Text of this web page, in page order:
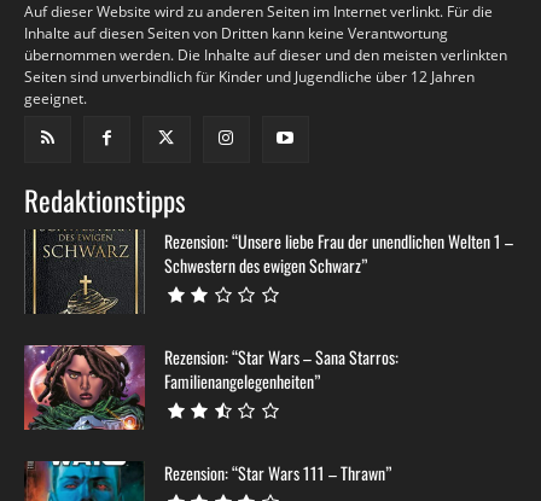
Auf dieser Website wird zu anderen Seiten im Internet verlinkt. Für die
Inhalte auf diesen Seiten von Dritten kann keine Verantwortung
übernommen werden. Die Inhalte auf dieser und den meisten verlinkten
Seiten sind unverbindlich für Kinder und Jugendliche über 12 Jahren
geeignet.
Redaktionstipps
Rezension: “Unsere liebe Frau der unendlichen Welten 1 –
Schwestern des ewigen Schwarz”
Rezension: “Star Wars – Sana Starros:
Familienangelegenheiten”
Rezension: “Star Wars 111 – Thrawn”